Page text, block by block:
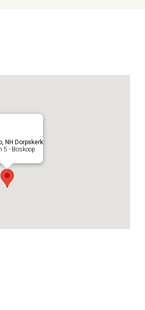
NH Dorpskerk
5 - Boskoop